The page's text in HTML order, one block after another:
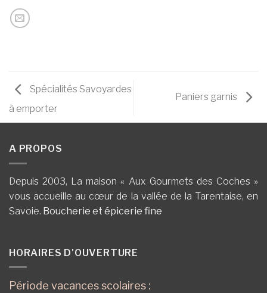
Spécialités Savoyardes
à emporter
Paniers garnis
A PROPOS
Depuis 2003, La maison « Aux Gourmets des Coches »
vous accueille au cœur de la vallée de la Tarentaise, en
Savoie. Boucherie et épicerie fine
HORAIRES D'OUVERTURE
Période vacances scolaires :